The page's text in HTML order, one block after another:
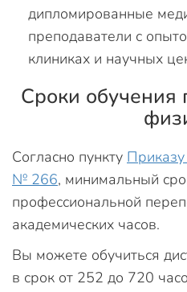
дипломированные
преподаватели с
клиниках и научных
Сроки обучения
Согласно пункту
№ 266, минимальный
профессиональной
академических часов.
Вы можете обучиться
в срок от 252 до 720